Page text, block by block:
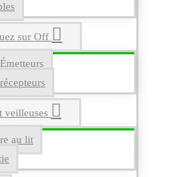
sur Off
veilleuses
au lit